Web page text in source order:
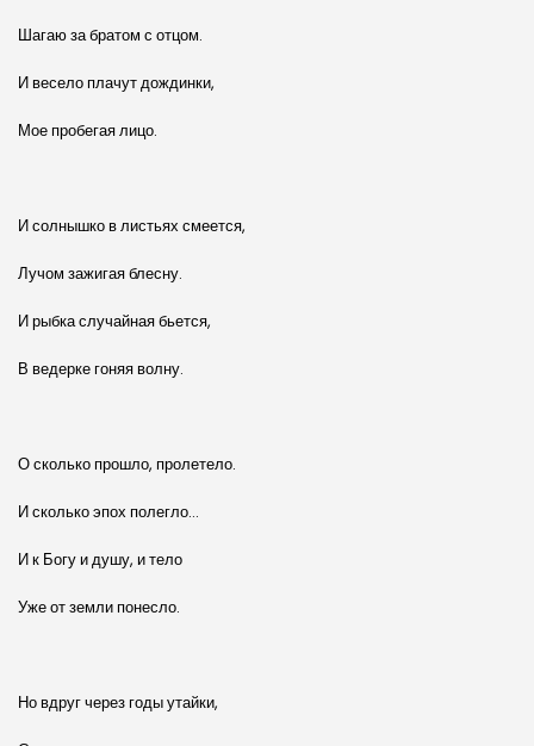
Шагаю за братом с отцом.
И весело плачут дождинки,
Мое пробегая лицо.
И солнышко в листьях смеется,
Лучом зажигая блесну.
И рыбка случайная бьется,
В ведерке гоняя волну.
О сколько прошло, пролетело.
И сколько эпох полегло…
И к Богу и душу, и тело
Уже от земли понесло.
Но вдруг через годы утайки,